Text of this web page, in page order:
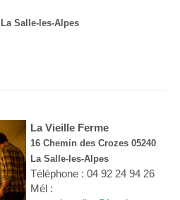
Salle-les-Alpes
La Vieille Ferme
16 Chemin des Crozes 05240
La Salle-les-Alpes
Téléphone : 04 92 24 94 26
Mél :